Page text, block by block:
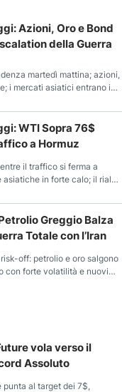
Azioni, Oro e Bond
della Guerra
martedì mattina; azioni,
i mercati asiatici entrano in
WTI Sopra 76$
a Hormuz
il traffico si ferma a
in forte calo; il rialzo
Greggio Balza
Totale con l’Iran
off: petrolio e oro salgono
con forte volatilità e nuovi
vola verso il
Assoluto
punta al target dei 7$,